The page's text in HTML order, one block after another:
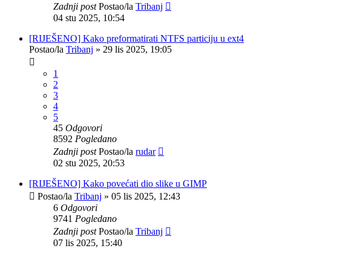
Zadnji postPostao/la Tribanj
04 stu 2025, 10:54
[RIJEŠENO] Kako preformatirati NTFS particiju u ext4
Postao/la Tribanj » 29 lis 2025, 19:05
1
2
3
4
5
45 Odgovori
8592 Pogledano
Zadnji postPostao/la rudar
02 stu 2025, 20:53
[RIJEŠENO] Kako povećati dio slike u GIMP
Postao/la Tribanj » 05 lis 2025, 12:43
6 Odgovori
9741 Pogledano
Zadnji postPostao/la Tribanj
07 lis 2025, 15:40